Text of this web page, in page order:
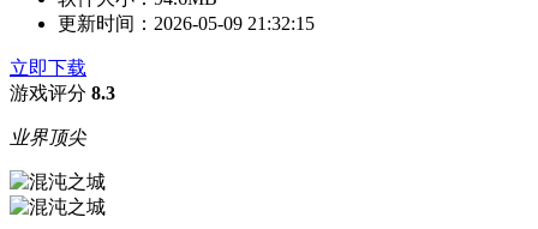
更新时间： 2026-05-09 21:32:15
立即下载
游戏评分 8.3
业界顶尖